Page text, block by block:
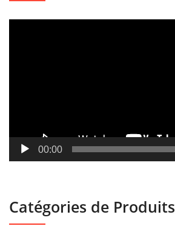
00:00
Catégories de Produits